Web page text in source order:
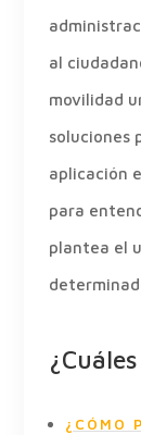
al
movilidad
soluciones
aplicación
para
plantea el
¿CÓMO